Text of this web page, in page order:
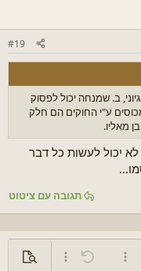
#19
ב. שמנחה יכול לפסוק
ע"י החוקים הם חלק
מאליו.
יכול לעשות כל דבר
תגובה עם ציטוט
אפשרויות נוספות...
ביטול פעולהאפשרויותתצוגה